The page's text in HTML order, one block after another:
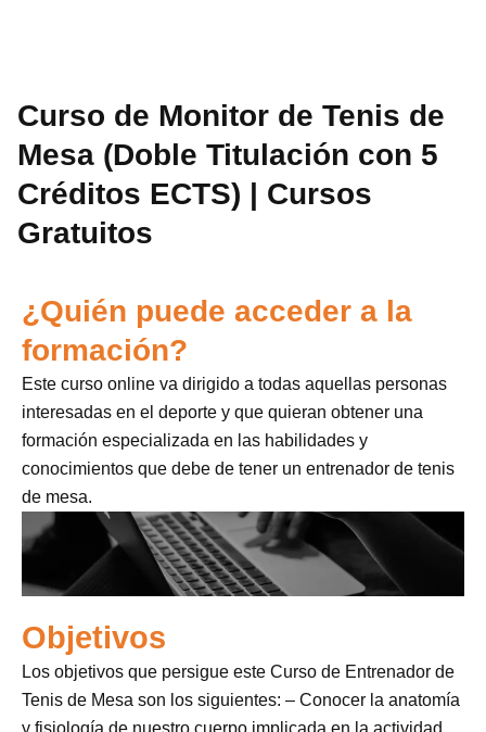
Curso de Monitor de Tenis de
Mesa (Doble Titulación con 5
Créditos ECTS) | Cursos
Gratuitos
¿Quién puede acceder a la
formación?
Este curso online va dirigido a todas aquellas personas
interesadas en el deporte y que quieran obtener una
formación especializada en las habilidades y
conocimientos que debe de tener un entrenador de tenis
de mesa.
Objetivos
Los objetivos que persigue este Curso de Entrenador de
Tenis de Mesa son los siguientes: – Conocer la anatomía
y fisiología de nuestro cuerpo implicada en la actividad